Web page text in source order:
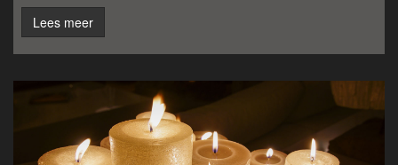
Lees meer